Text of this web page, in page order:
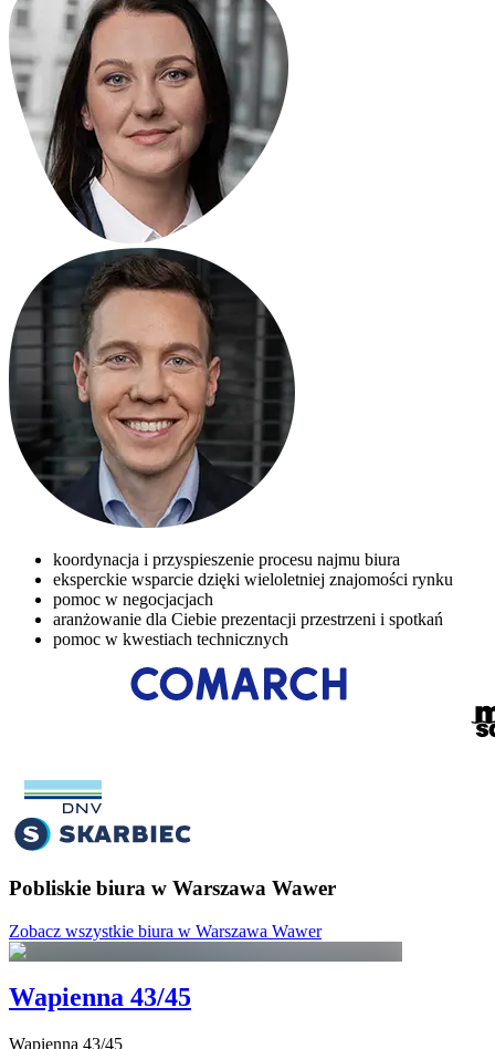
koordynacja i przyspieszenie procesu najmu biura
eksperckie wsparcie dzięki wieloletniej znajomości rynku
pomoc w negocjacjach
aranżowanie dla Ciebie prezentacji przestrzeni i spotkań
pomoc w kwestiach technicznych
Pobliskie biura w Warszawa Wawer
Zobacz wszystkie biura w Warszawa Wawer
Wapienna 43/45
Wapienna 43/45